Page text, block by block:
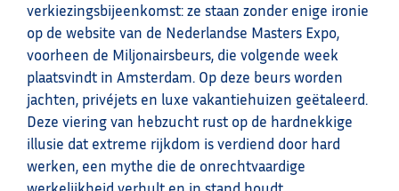
verkiezingsbijeenkomst: ze staan zonder enige ironie
op de website van de Nederlandse Masters Expo,
voorheen de Miljonairsbeurs, die volgende week
plaatsvindt in Amsterdam. Op deze beurs worden
jachten, privéjets en luxe vakantiehuizen geëtaleerd.
Deze viering van hebzucht rust op de hardnekkige
illusie dat extreme rijkdom is verdiend door hard
werken, een mythe die de onrechtvaardige